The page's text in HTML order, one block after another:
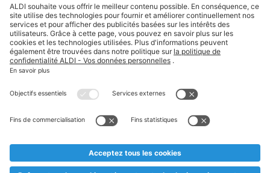
Suivez ALDI Belgique
Textes marqués d'un astérisque et mentions légales
* Nous vendons ces articles temporairement et jusqu'à
au cas où, malgré le planning bien étudié, nous serions
prématurément en rupture de stock. Prix Recupel et TVA incl.
** Sur ce site, l’utilisation de la forme masculine a été adoptée